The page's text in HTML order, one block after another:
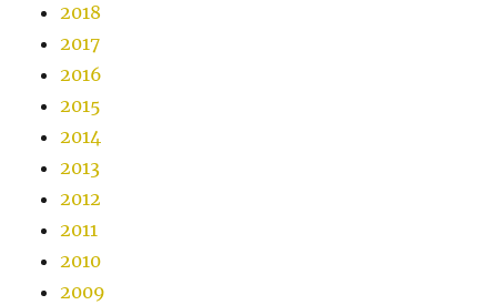
2018
2017
2016
2015
2014
2013
2012
2011
2010
2009